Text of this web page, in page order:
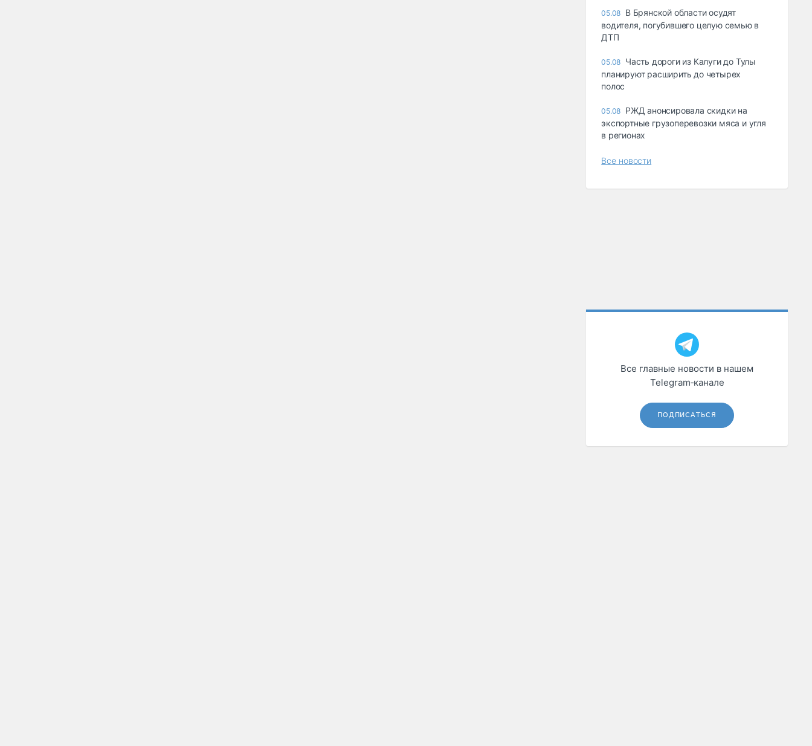
05.08 В Брянской области осудят
водителя, погубившего целую семью в
ДТП
05.08 Часть дороги из Калуги до Тулы
планируют расширить до четырех
полос
05.08 РЖД анонсировала скидки на
экспортные грузоперевозки мяса и угля
в регионах
Все новости
Все главные новости в нашем
Telegram‑канале
ПОДПИСАТЬСЯ